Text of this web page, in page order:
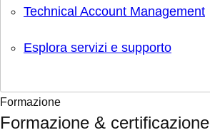
Technical Account Management
Esplora servizi e supporto
Formazione
Formazione & certificazione